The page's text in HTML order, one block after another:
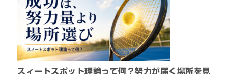
スィートスポット理論って何？努力が届く場所を見